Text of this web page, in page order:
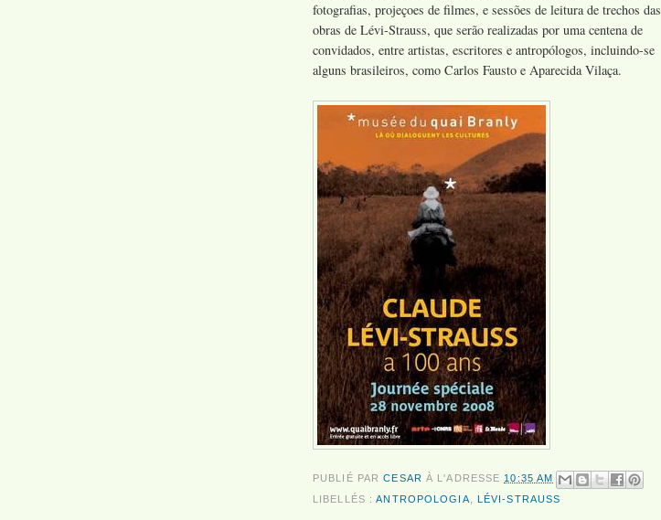
fotografias, projeçoes de filmes, e sessões de leitura de trechos das
obras de Lévi-Strauss, que serão realizadas por uma centena de
convidados, entre artistas, escritores e antropólogos, incluindo-se
alguns brasileiros, como Carlos Fausto e Aparecida Vilaça.
PUBLIÉ PARCESAR À L'ADRESSE 10:35 AM
LIBELLÉS :ANTROPOLOGIA LÉVI-STRAUSS